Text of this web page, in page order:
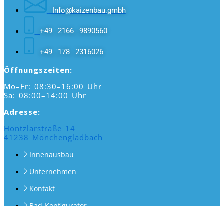
Info@kaizenbau.gmbh
+49 2166 9890560
+49 178 2316026
Öffnungszeiten:
Mo–Fr: 08:30–16:00 Uhr
Sa: 08:00–14:00 Uhr
Adresse:
Hontzlarstraße 14
41238 Mönchengladbach
Innenausbau
Unternehmen
Kontakt